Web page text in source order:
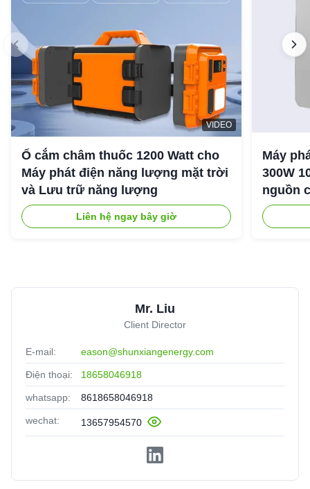
VIDEO
Ổ cắm châm thuốc 1200 Watt cho
Máy phát điện năng lượng mặt trời
và Lưu trữ năng lượng
Liên hệ ngay bây giờ
Máy
300W
nguồn
ngoài
Mr. Liu
Client Director
E-mail: eason@shunxiangenergy.com
Điện thoại: 18658046918
whatsapp: 8618658046918
wechat: 13657954570